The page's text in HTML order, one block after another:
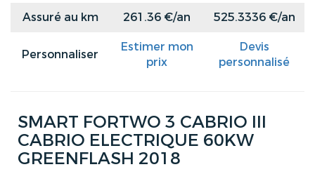
Assuré au km
261.36 €/an 525.3336 €/an
Personnaliser
Estimer mon
prix
Devis
personnalisé
SMART FORTWO 3 CABRIO III
CABRIO ELECTRIQUE 60KW
GREENFLASH 2018